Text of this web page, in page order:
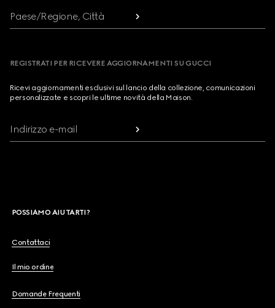
Paese/Regione, Città
REGISTRATI PER RICEVERE AGGIORNAMENTI SU GUCCI
Ricevi aggiornamenti esclusivi sul lancio della collezione, comunicazioni
personalizzate e scopri le ultime novità della Maison.
Indirizzo e-mail
POSSIAMO AIUTARTI?
Contattaci
Il mio ordine
Domande Frequenti